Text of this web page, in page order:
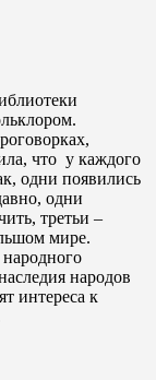
что у каждого
одни появились
одни
третьи –
мире.
народов
интереса к